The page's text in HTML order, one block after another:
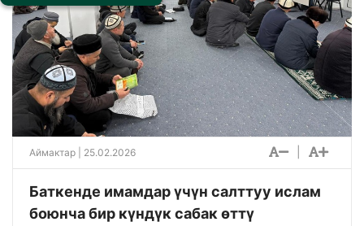
Аймактар | 25.02.2026
Баткенде имамдар үчүн салттуу ислам
боюнча бир күндүк сабак өттү